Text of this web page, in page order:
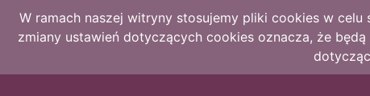
W ramach naszej witryny stosujemy pliki cookies w
zmiany ustawień dotyczących cookies oznacza, że